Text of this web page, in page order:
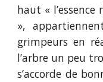
haut « l’essence
»,
grimpeurs en
l’arbre un peu
s’accorde de